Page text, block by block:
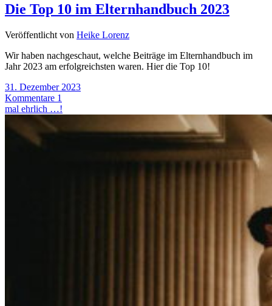
Die Top 10 im Elternhandbuch 2023
Veröffentlicht von Heike Lorenz
Wir haben nachgeschaut, welche Beiträge im Elternhandbuch im
Jahr 2023 am erfolgreichsten waren. Hier die Top 10!
31. Dezember 2023
Kommentare 1
mal ehrlich …!